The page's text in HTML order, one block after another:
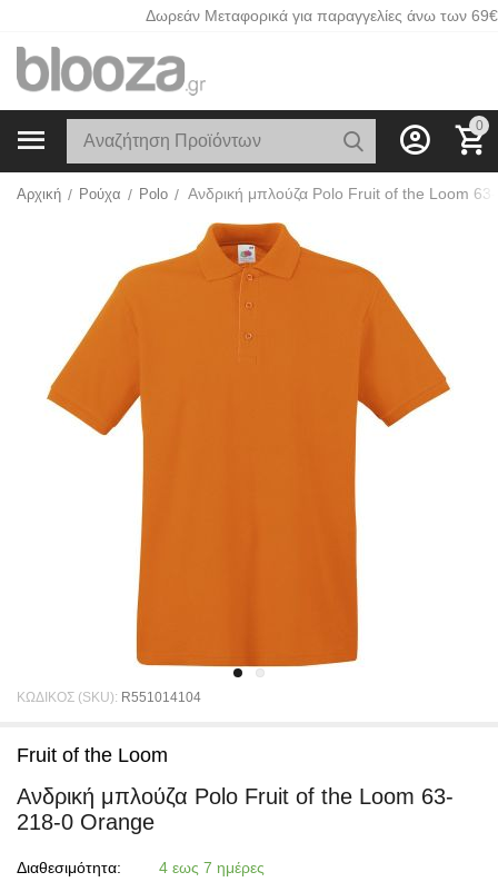
Δωρεάν Μεταφορικά για παραγγελίες άνω των 69€
0
Αρχική / Ρούχα / Polo /
ΚΩΔΙΚΟΣ (SKU): R551014104
Fruit of the Loom
Ανδρική μπλούζα Polo Fruit of the Loom 63-
218-0 Orange
Διαθεσιμότητα: 4 εως 7 ημέρες